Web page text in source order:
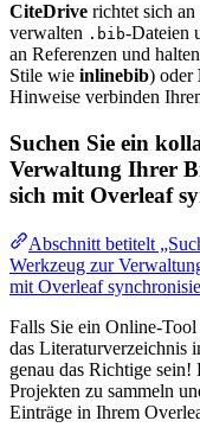
CiteDrive richtet sich
verwalten .bib-Dateien
an Referenzen und
Stile wie inlinebib) oder
Hinweise verbinden
Suchen Sie ein
Verwaltung Ihrer
sich mit Overleaf
Abschnitt betitelt
Werkzeug zur
mit Overleaf
Falls Sie ein Online-
das Literaturverzeichnis
genau das Richtige
Projekten zu sammeln
Einträge in Ihrem